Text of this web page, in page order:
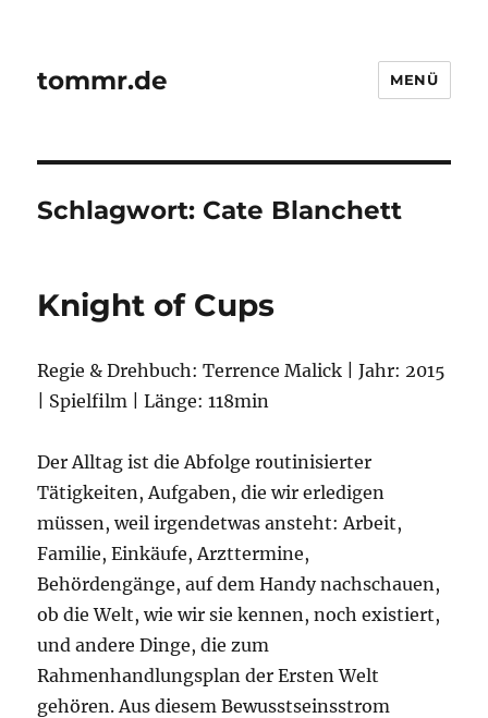
tommr.de MENÜ
Schlagwort: Cate Blanchett
Knight of Cups
Regie & Drehbuch: Terrence Malick | Jahr: 2015
| Spielfilm | Länge: 118min
Der Alltag ist die Abfolge routinisierter
Tätigkeiten, Aufgaben, die wir erledigen
müssen, weil irgendetwas ansteht: Arbeit,
Familie, Einkäufe, Arzttermine,
Behördengänge, auf dem Handy nachschauen,
ob die Welt, wie wir sie kennen, noch existiert,
und andere Dinge, die zum
Rahmenhandlungsplan der Ersten Welt
gehören. Aus diesem Bewusstseinsstrom